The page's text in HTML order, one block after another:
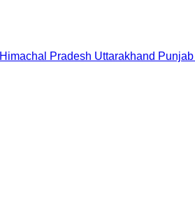
Himachal Pradesh Uttarakhand Punjab